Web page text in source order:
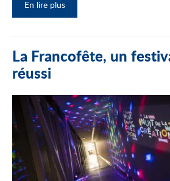
En lire plus
La Francofête, un
réussi